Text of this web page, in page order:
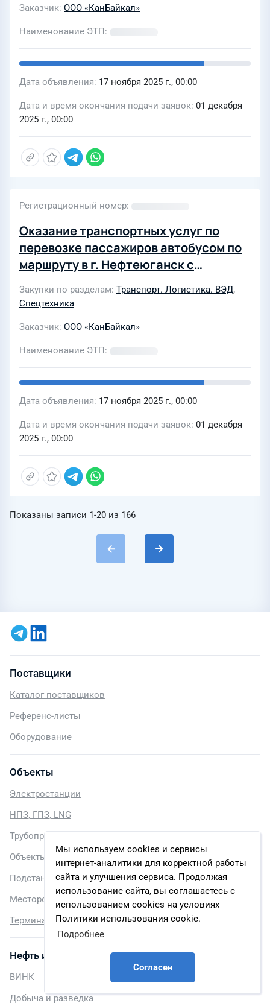
Мы используем cookies и сервисы
интернет-аналитики для корректной работы
сайта и улучшения сервиса. Продолжая
использование сайта, вы соглашаетесь с
использованием cookies на условиях
Политики использования cookie.
Подробнее
Согласен
Заказчик ООО «КанБайкал»
Наименование ЭТП
Дата объявления 17 ноября 2025 г., 00:00
Дата и время окончания подачи заявок 01 декабря
2025 г., 00:00
Регистрационный номер
Оказание транспортных услуг по
перевозке пассажиров автобусом по
маршруту в г. Нефтеюганск с
Закупки по разделам Транспорт. Логистика. ВЭД,
Спецтехника
Заказчик ООО «КанБайкал»
Наименование ЭТП
Дата объявления 17 ноября 2025 г., 00:00
Дата и время окончания подачи заявок 01 декабря
2025 г., 00:00
Показаны записи 1-20 из 166
Поставщики
Каталог поставщиков
Референс-листы
Оборудование
Объекты
Электростанции
НПЗ, ГПЗ, LNG
Трубопроводы
Объекты трубопроводного транспорта
Подстанции
Месторождения
Терминалы
Нефть и газ
ВИНК
Добыча и разведка